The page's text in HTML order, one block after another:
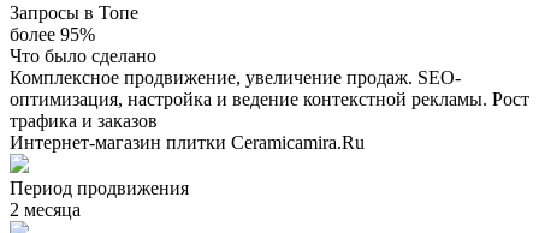
Запросы в Топе
более 95%
Что было сделано
Комплексное продвижение, увеличение продаж. SEO-
оптимизация, настройка и ведение контекстной рекламы. Рост
трафика и заказов
Интернет-магазин плитки Ceramicamira.Ru
Период продвижения
2 месяца